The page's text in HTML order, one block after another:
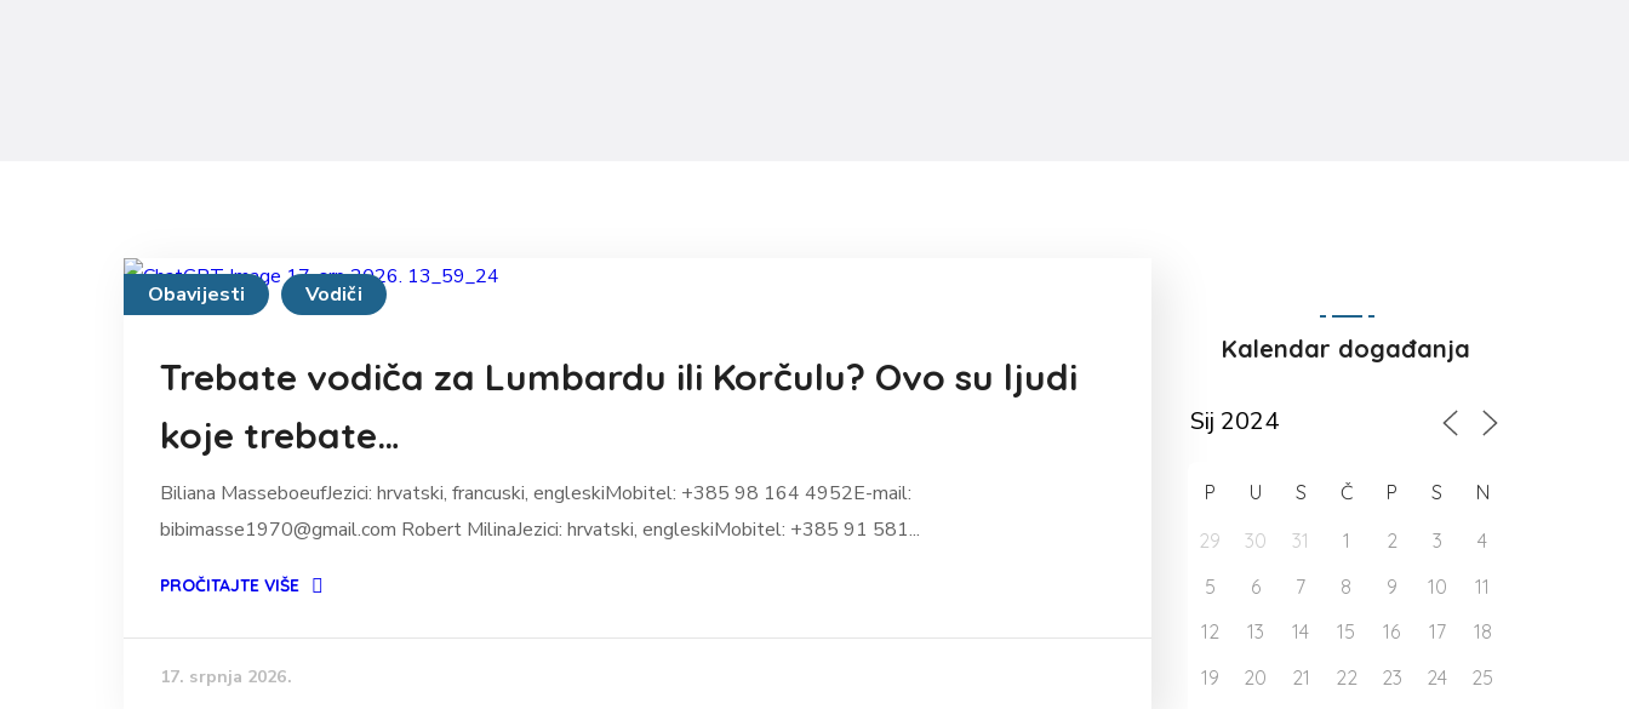
Obavijesti Vodiči
Trebate vodiča za Lumbardu ili Korčulu? Ovo su ljudi
koje trebate…
Biliana MasseboeufJezici: hrvatski, francuski, engleskiMobitel: +385 98 164 4952E-mail:
bibimasse1970@gmail.com Robert MilinaJezici: hrvatski, engleskiMobitel: +385 91 581...
PROČITAJTE VIŠE
17. srpnja 2026.
Kalendar događanja
P U S Č P S N
29 30 31 1 2 3
4
5
6 7 8 9 10
11
12
13 14 15 16 17
18
19
20 21 22 23 24
25